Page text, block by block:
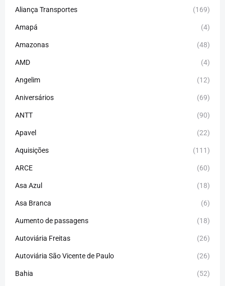
Aliança Transportes (169)
Amapá (4)
Amazonas (48)
AMD (4)
Angelim (12)
Aniversários (69)
ANTT (90)
Apavel (22)
Aquisições (111)
ARCE (60)
Asa Azul (18)
Asa Branca (6)
Aumento de passagens (18)
Autoviária Freitas (26)
Autoviária São Vicente de Paulo (26)
Bahia (52)